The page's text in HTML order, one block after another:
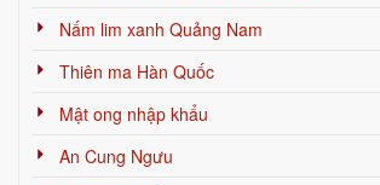
Nấm lim xanh Quảng Nam
Thiên ma Hàn Quốc
Mật ong nhập khẩu
An Cung Ngưu